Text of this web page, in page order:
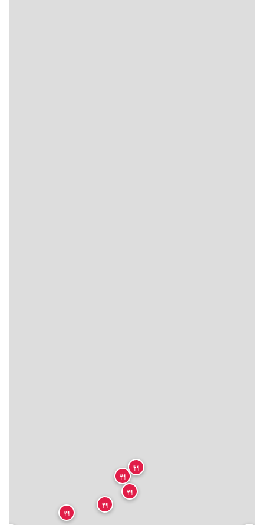
🍴
🍴
🍴
🍴
🍴